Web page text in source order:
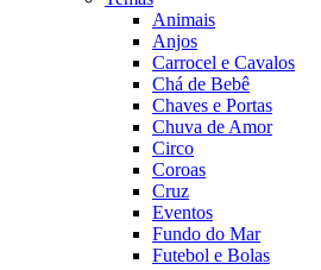
Animais
Anjos
Carrocel e Cavalos
Chá de Bebê
Chaves e Portas
Chuva de Amor
Circo
Coroas
Cruz
Eventos
Fundo do Mar
Futebol e Bolas